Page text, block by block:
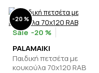
-20 %
-20 %
PALAMAIKI
Παιδική πετσέτα με
κουκούλα 70x120 RAB